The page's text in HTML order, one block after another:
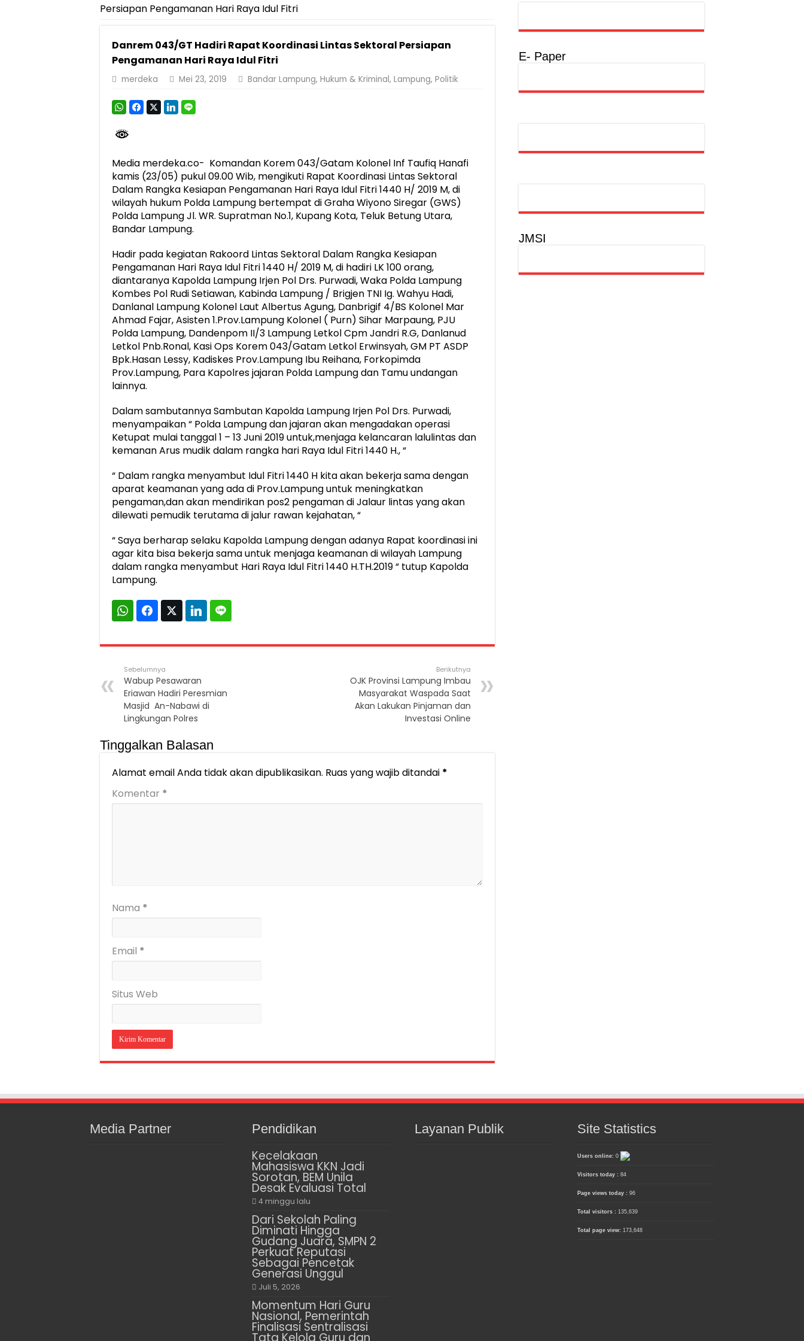
Pemprov Lampung Perkuat Pembangunan Rumah Layak Huni untuk Dukung SDM Unggul dan Masyarakat Sehat
Dirut Jasa Raharja Dampingi Wamenhub Tinjau Penanganan Korban KM Mutiara Sentosa II di RS PHC Surabaya
Pastikan Pelayanan Maksimal, Direksi Jasa Raharja Tinjau Korban Kebakaran KM Mutiara Sentosa II
Dirut Jasa Raharja Dampingi Wamenhub Tinjau Penanganan Korban KM Mutiara Sentosa II di RS PHC Surabaya
Gubernur Mirza Ajak IAI Darul Fattah Cetak SDM Adaptif Berlandaskan Nilai Agama
Purnama Wulan Sari Mirza Buka SiSeSa Roadshow Lampung 2026, Dorong Kolaborasi Industri Kreatif dan Fashion Muslim
Persiapan Pengamanan Hari Raya Idul Fitri
Danrem 043/GT Hadiri Rapat Koordinasi Lintas Sektoral Persiapan
Pengamanan Hari Raya Idul Fitri
merdeka Mei 23, 2019 Bandar Lampung, Hukum & Kriminal, Lampung, Politik
Media merdeka.co- Komandan Korem 043/Gatam Kolonel Inf Taufiq Hanafi
kamis (23/05) pukul 09.00 Wib, mengikuti Rapat Koordinasi Lintas Sektoral
Dalam Rangka Kesiapan Pengamanan Hari Raya Idul Fitri 1440 H/ 2019 M, di
wilayah hukum Polda Lampung bertempat di Graha Wiyono Siregar (GWS)
Polda Lampung Jl. WR. Supratman No.1, Kupang Kota, Teluk Betung Utara,
Bandar Lampung.
Hadir pada kegiatan Rakoord Lintas Sektoral Dalam Rangka Kesiapan
Pengamanan Hari Raya Idul Fitri 1440 H/ 2019 M, di hadiri LK 100 orang,
diantaranya Kapolda Lampung Irjen Pol Drs. Purwadi, Waka Polda Lampung
Kombes Pol Rudi Setiawan, Kabinda Lampung / Brigjen TNI Ig. Wahyu Hadi,
Danlanal Lampung Kolonel Laut Albertus Agung, Danbrigif 4/BS Kolonel Mar
Ahmad Fajar, Asisten 1.Prov.Lampung Kolonel ( Purn) Sihar Marpaung, PJU
Polda Lampung, Dandenpom II/3 Lampung Letkol Cpm Jandri R.G, Danlanud
Letkol Pnb.Ronal, Kasi Ops Korem 043/Gatam Letkol Erwinsyah, GM PT ASDP
Bpk.Hasan Lessy, Kadiskes Prov.Lampung Ibu Reihana, Forkopimda
Prov.Lampung, Para Kapolres jajaran Polda Lampung dan Tamu undangan
lainnya.
Dalam sambutannya Sambutan Kapolda Lampung Irjen Pol Drs. Purwadi,
menyampaikan “ Polda Lampung dan jajaran akan mengadakan operasi
Ketupat mulai tanggal 1 – 13 Juni 2019 untuk,menjaga kelancaran lalulintas dan
kemanan Arus mudik dalam rangka hari Raya Idul Fitri 1440 H., “
“ Dalam rangka menyambut Idul Fitri 1440 H kita akan bekerja sama dengan
aparat keamanan yang ada di Prov.Lampung untuk meningkatkan
pengaman,dan akan mendirikan pos2 pengaman di Jalaur lintas yang akan
dilewati pemudik terutama di jalur rawan kejahatan, “
“ Saya berharap selaku Kapolda Lampung dengan adanya Rapat koordinasi ini
agar kita bisa bekerja sama untuk menjaga keamanan di wilayah Lampung
dalam rangka menyambut Hari Raya Idul Fitri 1440 H.TH.2019 “ tutup Kapolda
Lampung.
Sebelumnya
Wabup Pesawaran
Eriawan Hadiri Peresmian
Masjid An-Nabawi di
Lingkungan Polres
Berikutnya
OJK Provinsi Lampung Imbau
Masyarakat Waspada Saat
Akan Lakukan Pinjaman dan
Investasi Online
Tinggalkan Balasan
Alamat email Anda tidak akan dipublikasikan. Ruas yang wajib ditandai *
Komentar *
Nama *
Email *
Situs Web
E- Paper
JMSI
Media Partner Pendidikan
Kecelakaan
Mahasiswa KKN Jadi
Sorotan, BEM Unila
Desak Evaluasi Total
4 minggu lalu
Dari Sekolah Paling
Diminati Hingga
Gudang Juara, SMPN 2
Perkuat Reputasi
Sebagai Pencetak
Generasi Unggul
Juli 5, 2026
Momentum Hari Guru
Nasional, Pemerintah
Finalisasi Sentralisasi
Tata Kelola Guru dan
Layanan Publik Site Statistics
Users online: 0
Visitors today : 84
Page views today : 96
Total visitors : 135,639
Total page view: 173,648